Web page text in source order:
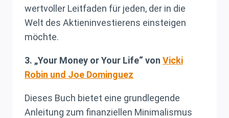
wertvoller Leitfaden für jeden, der in die
Welt des Aktieninvestierens einsteigen
möchte.
3. „Your Money or Your Life“ von Vicki
Robin und Joe Dominguez
Dieses Buch bietet eine grundlegende
Anleitung zum finanziellen Minimalismus